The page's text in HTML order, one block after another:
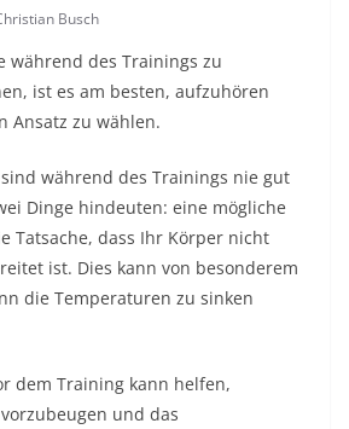
Busch
während des Trainings zu
ist es am besten, aufzuhören
Ansatz zu wählen.
während des Trainings nie gut
Dinge hindeuten: eine mögliche
Tatsache, dass Ihr Körper nicht
ist. Dies kann von besonderem
die Temperaturen zu sinken
dem Training kann helfen,
und das